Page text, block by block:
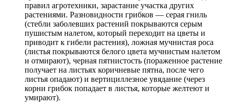
правил агротехники, зарастание участка других
растениями. Разновидности грибков — серая гниль
(стебли заболевших растений покрываются серым
пушистым налетом, который переходит на цветы и
приводит к гибели растения), ложная мучнистая роса
(листья покрываются белого цвета мучнистым налетом
и отмирают), черная пятнистость (пораженное растение
получает на листьях коричневые пятна, после чего
листья опадают) и вертициллезное увядание (через
корни грибок попадает в листья, которые желтеют и
умирают).